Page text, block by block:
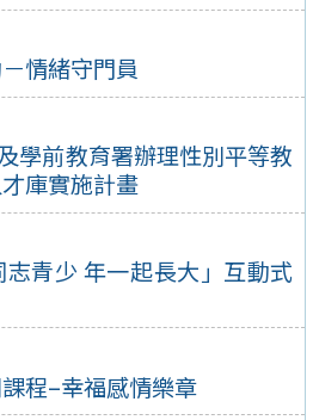
情緒守門員
學前教育署辦理性別平等教
庫實施計畫
志青少 年一起長大」互動式
程–幸福感情樂章